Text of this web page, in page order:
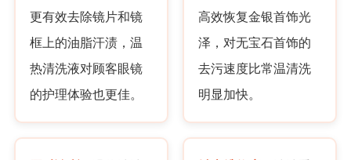
更有效去除镜片和镜
框上的油脂汗渍，温
热清洗液对顾客眼镜
的护理体验也更佳。
高效恢复金银首饰光
泽，对无宝石首饰的
去污速度比常温清洗
明显加快。